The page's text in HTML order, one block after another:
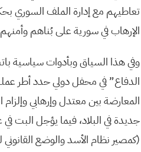
تعاطيهم مع إدارة الملف السوري
الإرهاب في سورية على بُناهم
وفي هذا السياق وبأدوات سياسية
الدفاع” في محفل دولي حدد أطر
المعارضة بين معتدل وإرهابي
جديدة في البلاد، فيما يؤجل البت
(كمصير نظام الأسد والوضع